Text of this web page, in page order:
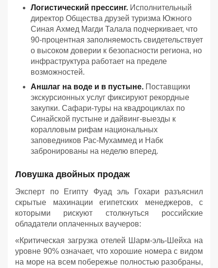
Логистический прессинг. Исполнительный
директор Общества друзей туризма Южного
Синая Ахмед Магди Талала подчеркивает, что
90-процентная заполняемость свидетельствует
о высоком доверии к безопасности региона, но
инфраструктура работает на пределе
возможностей.
Аншлаг на воде и в пустыне. Поставщики
экскурсионных услуг фиксируют рекордные
закупки. Сафари-туры на квадроциклах по
Синайской пустыне и дайвинг-выезды к
коралловым рифам национальных
заповедников Рас-Мухаммед и Набк
забронированы на неделю вперед.
Ловушка двойных продаж
Эксперт по Египту Фуад эль Гохари разъяснил
скрытые махинации египетских менеджеров, с
которыми рискуют столкнуться российские
обладатели оплаченных ваучеров:
«Критическая загрузка отелей Шарм-эль-Шейха на
уровне 90% означает, что хорошие номера с видом
на море на всем побережье полностью разобраны,